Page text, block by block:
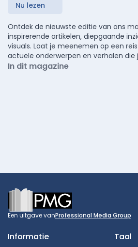
Nu lezen
Ontdek de nieuwste editie van ons
inspirerende artikelen, diepgaande
visuals. Laat je meenemen op een
actuele onderwerpen en verhalen die
In dit magazine
Footer
Een uitgave vanProfessional Media Group
Informatie Taal